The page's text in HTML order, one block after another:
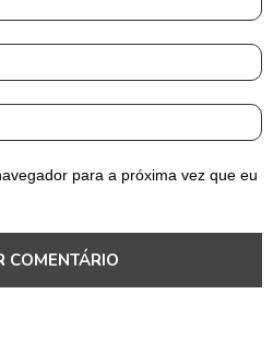
para a próxima vez que eu